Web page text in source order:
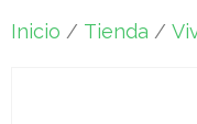
Inicio / Tienda /